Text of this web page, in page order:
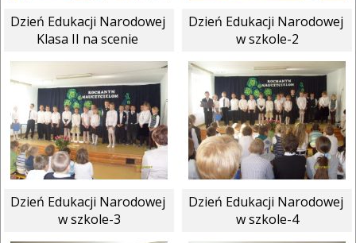
Dzień Edukacji Narodowej
Klasa II na scenie
Dzień Edukacji Narodowej
w szkole-2
Dzień Edukacji Narodowej
w szkole-3
Dzień Edukacji Narodowej
w szkole-4